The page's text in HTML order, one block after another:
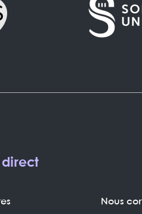
direct
Nous